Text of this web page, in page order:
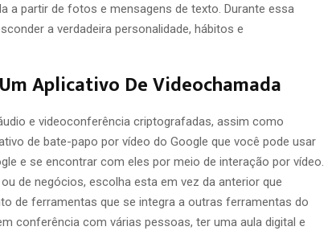
a partir de fotos e mensagens de texto. Durante essa
a verdadeira personalidade, hábitos e
Aplicativo De Videochamada
e videoconferência criptografadas, assim como
de bate-papo por vídeo do Google que você pode usar
e se encontrar com eles por meio de interação por vídeo.
de negócios, escolha esta em vez da anterior que
de ferramentas que se integra a outras ferramentas do
conferência com várias pessoas, ter uma aula digital e